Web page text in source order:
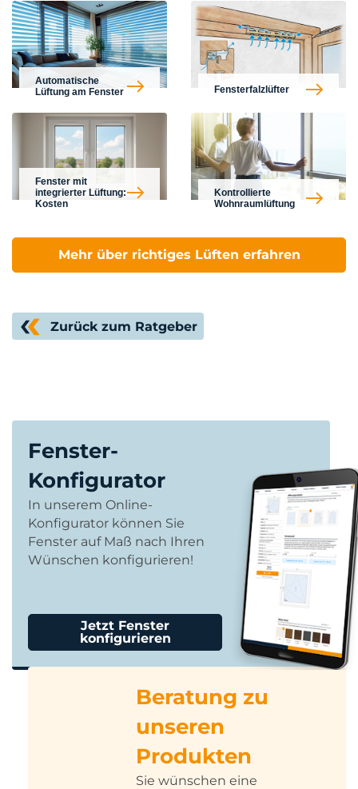
Automatische
Lüftung am Fenster
Fensterfalzlüfter
Fenster mit
integrierter Lüftung:
Kosten
Kontrollierte
Wohnraumlüftung
Mehr über richtiges Lüften erfahren
Zurück zum Ratgeber
Fenster-
Konfigurator
In unserem Online-
Konfigurator können Sie
Fenster auf Maß nach Ihren
Wünschen konfigurieren!
Jetzt Fenster
konfigurieren
Beratung zu
unseren
Produkten
Sie wünschen eine